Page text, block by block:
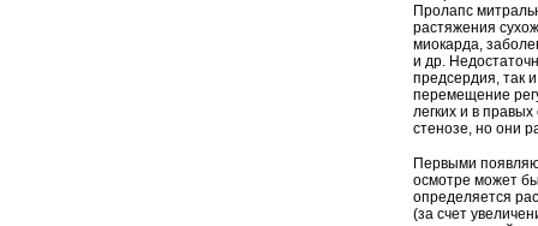
Пролапс
растяжения
миокарда,
и др.
предсердия, так
перемещение
легких и в
стенозе, но они
Первыми
осмотре может
определяется
(за счет